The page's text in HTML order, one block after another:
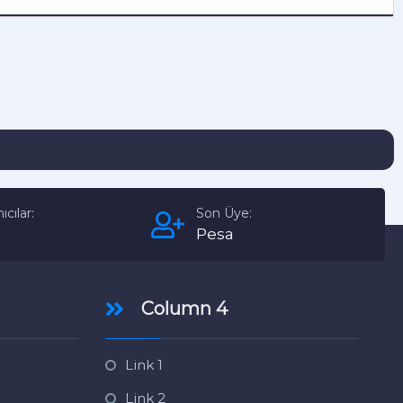
Son Üye:
Pesa
Column 4
Link 1
Link 2